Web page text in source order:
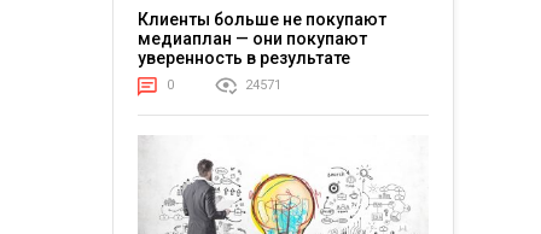
Клиенты больше не покупают
медиаплан — они покупают
уверенность в результате
0 24571